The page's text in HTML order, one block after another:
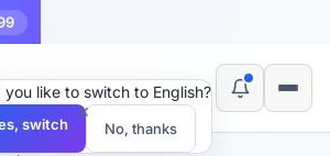
×
you like to switch to English?
switch No, thanks